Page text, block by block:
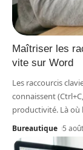
Maîtriser les
vite sur Word
Les raccourcis
connaissent
productivité. Là où
Bureautique 5